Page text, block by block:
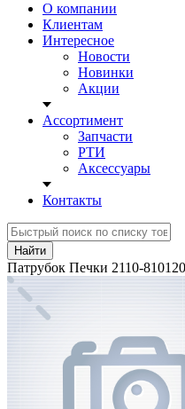
О компании
Клиентам
Интересное
Новости
Новинки
Акции
Ассортимент
Запчасти
РТИ
Аксессуары
Контакты
Найти
Патрубок Печки 2110-